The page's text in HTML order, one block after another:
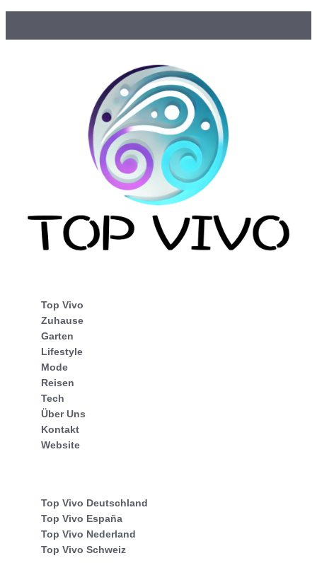
Top Vivo
Zuhause
Garten
Lifestyle
Mode
Reisen
Tech
Über Uns
Kontakt
Website
Top Vivo Deutschland
Top Vivo España
Top Vivo Nederland
Top Vivo Schweiz